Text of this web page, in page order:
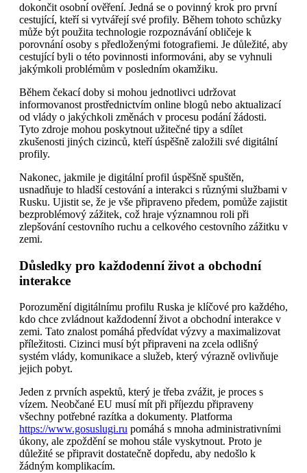
dokončit osobní ověření. Jedná se o povinný krok pro první
cestující, kteří si vytvářejí své profily. Během tohoto schůzky
může být použita technologie rozpoznávání obličeje k
porovnání osoby s předloženými fotografiemi. Je důležité, aby
cestující byli o této povinnosti informováni, aby se vyhnuli
jakýmkoli problémům v posledním okamžiku.
Během čekací doby si mohou jednotlivci udržovat
informovanost prostřednictvím online blogů nebo aktualizací
od vlády o jakýchkoli změnách v procesu podání žádosti.
Tyto zdroje mohou poskytnout užitečné tipy a sdílet
zkušenosti jiných cizinců, kteří úspěšně založili své digitální
profily.
Nakonec, jakmile je digitální profil úspěšně spuštěn,
usnadňuje to hladší cestování a interakci s různými službami v
Rusku. Ujistit se, že je vše připraveno předem, pomůže zajistit
bezproblémový zážitek, což hraje významnou roli při
zlepšování cestovního ruchu a celkového cestovního zážitku v
zemi.
Důsledky pro každodenní život a obchodní
interakce
Porozumění digitálnímu profilu Ruska je klíčové pro každého,
kdo chce zvládnout každodenní život a obchodní interakce v
zemi. Tato znalost pomáhá předvídat výzvy a maximalizovat
příležitosti. Cizinci musí být připraveni na zcela odlišný
systém vlády, komunikace a služeb, který výrazně ovlivňuje
jejich pobyt.
Jeden z prvních aspektů, který je třeba zvážit, je proces s
vízem. Neobčané EU musí mít při příjezdu připraveny
všechny potřebné razítka a dokumenty. Platforma
https://www.gosuslugi.ru pomáhá s mnoha administrativními
úkony, ale zpoždění se mohou stále vyskytnout. Proto je
důležité se připravit dostatečně dopředu, aby nedošlo k
žádným komplikacím.